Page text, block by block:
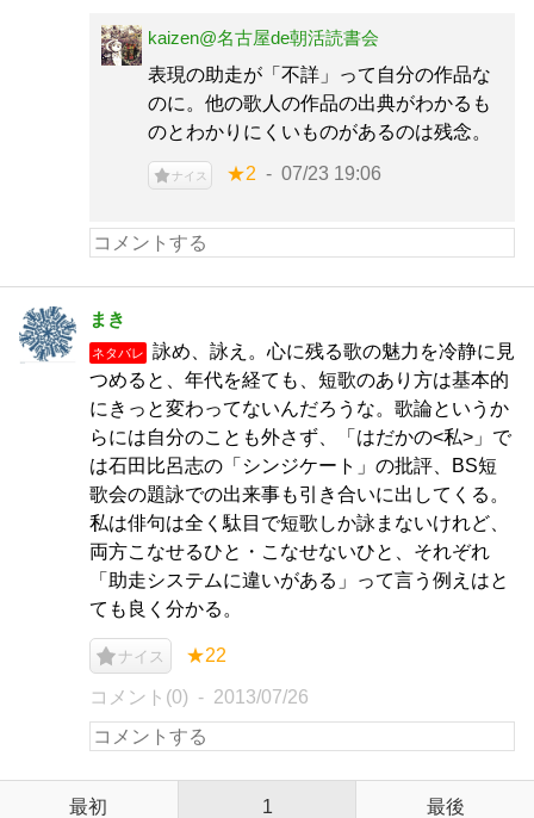
kaizen@名古屋de朝活読書会
表現の助走が「不詳」って自分の作品な
のに。他の歌人の作品の出典がわかるも
のとわかりにくいものがあるのは残念。
ナイス ★2 07/23 19:06
まき
ネタバレ
詠め、詠え。心に残る歌の魅力を冷静に見
つめると、年代を経ても、短歌のあり方は基本的
にきっと変わってないんだろうな。歌論というか
らには自分のことも外さず、「はだかの<私>」で
は石田比呂志の「シンジケート」の批評、BS短
歌会の題詠での出来事も引き合いに出してくる。
私は俳句は全く駄目で短歌しか詠まないけれど、
両方こなせるひと・こなせないひと、それぞれ
「助走システムに違いがある」って言う例えはと
ても良く分かる。
ナイス ★22
コメント(0) 2013/07/26
最初 1 最後